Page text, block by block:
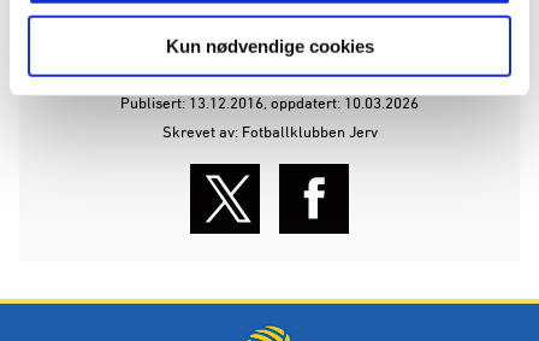
Kun nødvendige cookies
ANNONSE:
Publisert: 13.12.2016 , oppdatert: 10.03.2026
Skrevet av: Fotballklubben Jerv